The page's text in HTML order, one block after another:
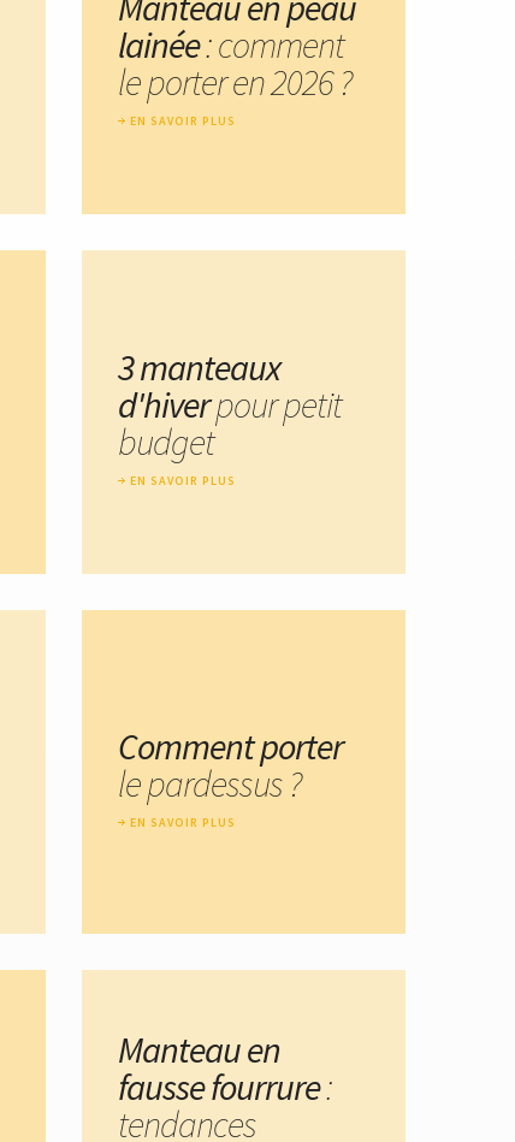
lainée: comment
le porter en 2026 ?
EN SAVOIR PLUS
3 manteaux
d'hiverpour petit
budget
EN SAVOIR PLUS
Comment porter
le pardessus ?
EN SAVOIR PLUS
Manteau en
fausse fourrure:
tendances